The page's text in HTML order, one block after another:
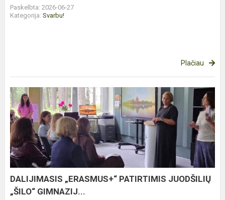
Paskelbta: 2026-06-27
Kategorija: Svarbu!
Plačiau
DALIJIMASIS
„ERASMUS+“
PATIRTIMIS
JUODŠILIŲ
„ŠILO“
GIMNAZIJ...
DALIJIMASIS „ERASMUS+“ PATIRTIMIS JUODŠILIŲ
„ŠILO“ GIMNAZIJ...